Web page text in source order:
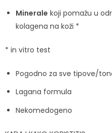
Minerale koji pomažu u
kolagena na koži *
* in vitro test
Pogodno za sve tipove/
Lagana formula
Nekomedogeno